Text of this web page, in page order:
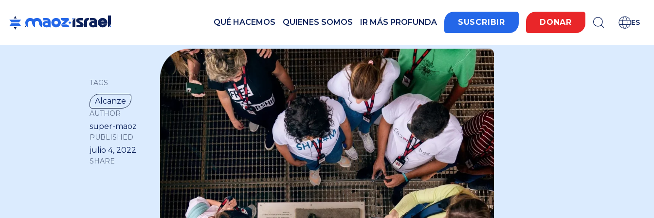
QUÉ HACEMOS QUIENES SOMOS IR MÁS PROFUNDA SUSCRIBIR DONAR ES
TAGS
Alcanze
AUTHOR
super-maoz
PUBLISHED
julio 4, 2022
SHARE